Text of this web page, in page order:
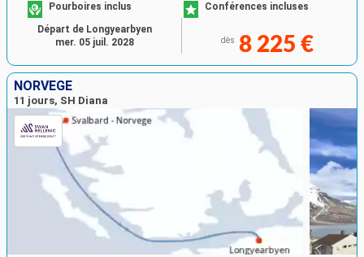
Pourboires inclus
Conférences incluses
dès 8 225 €
Départ de Longyearbyen
mer. 05 juil. 2028
NORVÈGE
11 jours, SH Diana